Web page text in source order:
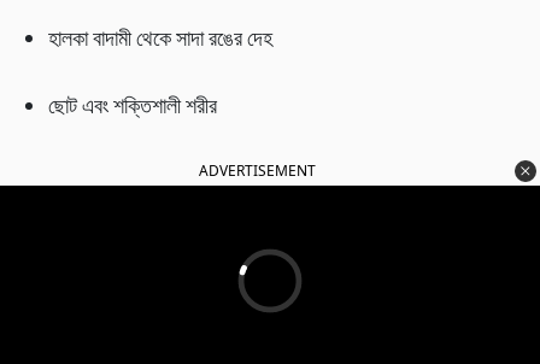
হালকা বাদামী থেকে সাদা রঙের দেহ
ছোট এবং শক্তিশালী শরীর
ADVERTISEMENT